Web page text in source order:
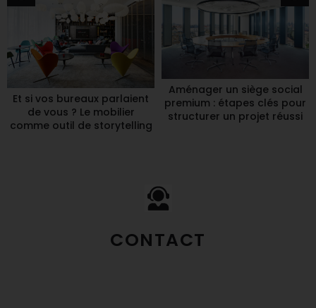
Et si vos bureaux parlaient
de vous ? Le mobilier
comme outil de storytelling
Aménager un siège social
premium : étapes clés pour
structurer un projet réussi
CONTACT